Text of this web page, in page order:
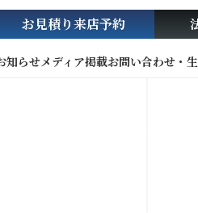
知らせメディア掲載お問い合わせ・
お見積り来店予約